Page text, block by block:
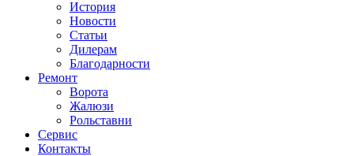
История
Новости
Статьи
Дилерам
Благодарности
Ремонт
Ворота
Жалюзи
Рольставни
Сервис
Контакты